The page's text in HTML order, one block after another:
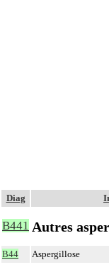
Diag
B441 Autres
B44 Aspergillose